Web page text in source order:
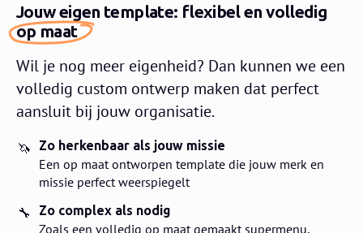
Jouw eigen template: flexibel en volledig
op maat
Wil je nog meer eigenheid? Dan kunnen we een
volledig custom ontwerp maken dat perfect
aansluit bij jouw organisatie.
🦄 Zo herkenbaar als jouw missie
Een op maat ontworpen template die jouw merk en
missie perfect weerspiegelt
🔧
Zo complex als nodig
Zoals een volledig op maat gemaakt supermenu,